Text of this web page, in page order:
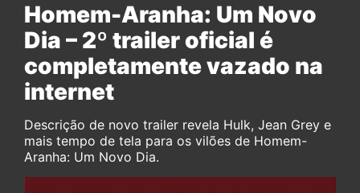
Homem-Aranha: Um Novo
Dia – 2º trailer oficial é
completamente vazado na
internet
Descrição de novo trailer revela Hulk, Jean Grey e
mais tempo de tela para os vilões de Homem-
Aranha: Um Novo Dia.